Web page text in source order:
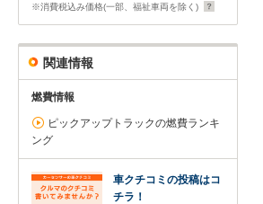
※消費税込み価格(一部、福祉車両を除く)
関連情報
燃費情報
ピックアップトラックの燃費ランキ
ング
車クチコミの投稿はコ
チラ！